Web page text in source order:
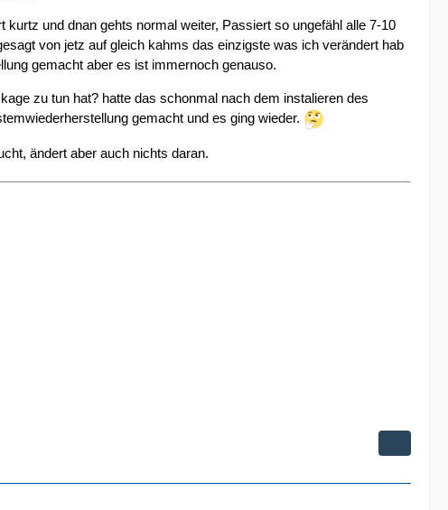
und dnan gehts normal weiter, Passiert so ungefähl alle 7-10
von jetz auf gleich kahms das einzigste was ich verändert hab
gemacht aber es ist immernoch genauso.
zu tun hat? hatte das schonmal nach dem instalieren des
gemacht und es ging wieder.
ändert aber auch nichts daran.